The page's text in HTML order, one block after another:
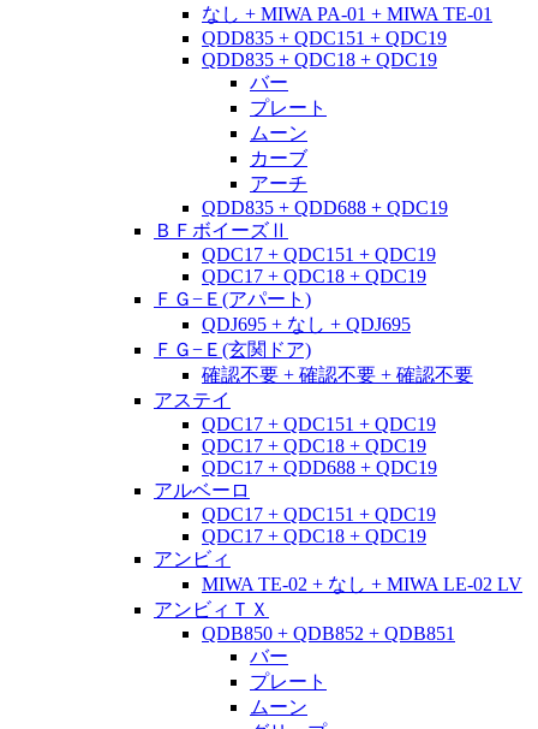
なし + MIWA PA-01 + MIWA TE-01
QDD835 + QDC151 + QDC19
QDD835 + QDC18 + QDC19
バー
プレート
ムーン
カーブ
アーチ
QDD835 + QDD688 + QDC19
ＢＦボイーズⅡ
QDC17 + QDC151 + QDC19
QDC17 + QDC18 + QDC19
ＦＧ−Ｅ(アパート)
QDJ695 + なし + QDJ695
ＦＧ−Ｅ(玄関ドア)
確認不要 + 確認不要 + 確認不要
アステイ
QDC17 + QDC151 + QDC19
QDC17 + QDC18 + QDC19
QDC17 + QDD688 + QDC19
アルベーロ
QDC17 + QDC151 + QDC19
QDC17 + QDC18 + QDC19
アンビィ
MIWA TE-02 + なし + MIWA LE-02 LV
アンビィＴＸ
QDB850 + QDB852 + QDB851
バー
プレート
ムーン